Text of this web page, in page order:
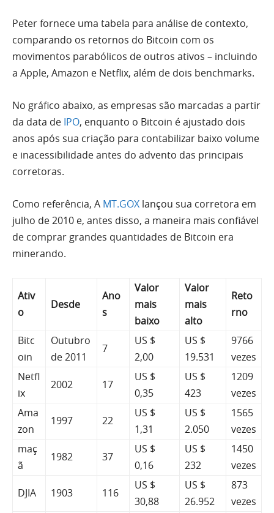
Peter fornece uma tabela para análise de contexto,
comparando os retornos do Bitcoin com os
movimentos parabólicos de outros ativos – incluindo
a Apple, Amazon e Netflix, além de dois benchmarks.
No gráfico abaixo, as empresas são marcadas a partir
da data de IPO, enquanto o Bitcoin é ajustado dois
anos após sua criação para contabilizar baixo volume
e inacessibilidade antes do advento das principais
corretoras.
Como referência, A MT.GOX lançou sua corretora em
julho de 2010 e, antes disso, a maneira mais confiável
de comprar grandes quantidades de Bitcoin era
minerando.
Ativ
o
Desde
Ano
s
Valor
mais
baixo
Valor
mais
alto
Reto
rno
Bitc
oin
Outubro
de 2011
7
US $
2,00
US $
19.531
9766
vezes
Netfl
ix
2002 17
US $
0,35
US $
423
1209
vezes
Ama
zon
1997 22
US $
1,31
US $
2.050
1565
vezes
maç
ã
1982 37
US $
0,16
US $
232
1450
vezes
DJIA 1903 116
US $
30,88
US $
26.952
873
vezes